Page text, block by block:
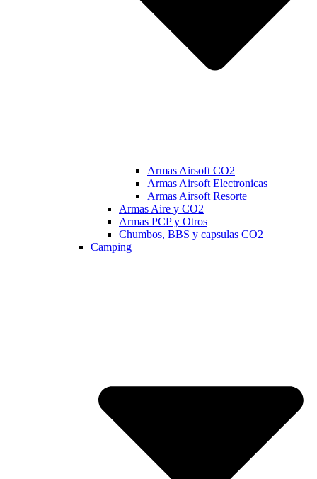
Armas Airsoft CO2
Armas Airsoft Electronicas
Armas Airsoft Resorte
Armas Aire y CO2
Armas PCP y Otros
Chumbos, BBS y capsulas CO2
Camping